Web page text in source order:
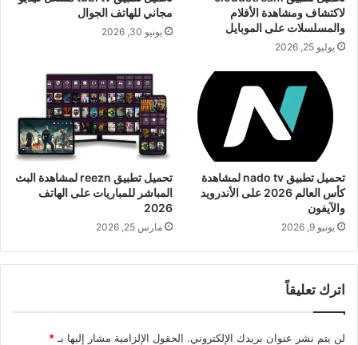
لاكتشاف ومشاهدة الأفلام
والمسلسلات على الموبايل
يوليو 25, 2026
مجاني للهاتف الجوال
يونيو 30, 2026
تحميل تطبيق nado tv لمشاهدة
كأس العالم 2026 على الأندرويد
والآيفون
يونيو 9, 2026
تحميل تطبيق reezn لمشاهدة البث
المباشر للمباريات على الهاتف
2026
مارس 25, 2026
اترك تعليقاً
لن يتم نشر عنوان بريدك الإلكتروني. الحقول الإلزامية مشار إليها بـ *